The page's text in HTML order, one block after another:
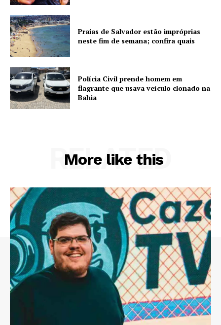
Praias de Salvador estão impróprias
neste fim de semana; confira quais
Polícia Civil prende homem em
flagrante que usava veículo clonado na
Bahia
More like this
RELATED